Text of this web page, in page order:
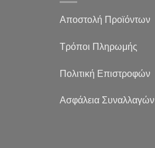
Αποστολή Προϊόντων
Τρόποι Πληρωμής
Πολιτική Επιστροφών
Ασφάλεια Συναλλαγών